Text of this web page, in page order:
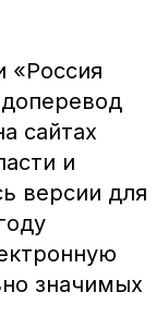
«Россия
сайтах
и
версии для
значимых